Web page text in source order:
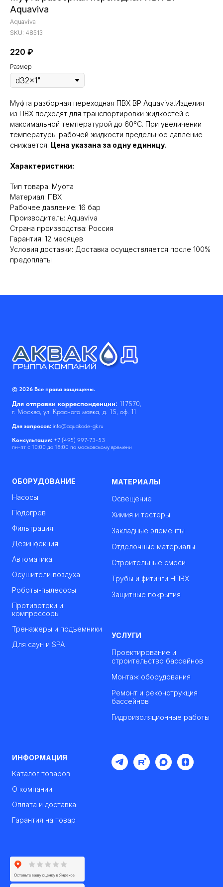
Aquaviva
Aquaviva
SKU: 48513
220 ₽
Размер
Муфта разборная переходная ПВХ ВР Aquaviva.Изделия
из ПВХ подходят для транспортировки жидкостей с
максимальной температурой до 60°C. При увеличении
температуры рабочей жидкости предельное давление
снижается. Цена указана за одну единицу.
Характеристики:
Тип товара: Муфта
Материал: ПВХ
Рабочее давление: 16 бар
Производитель: Aquaviva
Cтрана производства: Россия
Гарантия: 12 месяцев
Условия доставки: Доставка осуществляется после 100%
предоплаты
© 2026 Все права защищены.
Для отправки корреспонденции: 117570,
г. Москва, ул. Красного маяка, д. 15, оф. 11
Для запросов: info@aquakode-gk.ru
Консультация: +7 (495) 997-73-53
пн-пт с 10:00 до 18:00 по московскому времени
ОБОРУДОВАНИЕ
Насосы
Подогрев
Фильтрация
Дезинфекция
Автоматика
Осушители воздуха
Роботы-пылесосы
Противотоки и
компрессоры
Тренажеры и подъемники
Для саун и SPA
МАТЕРИАЛЫ
Освещение
Химия и тестеры
Закладные элементы
Отделочные материалы
Строительные смеси
Трубы и фитинги НПВХ
Защитные покрытия
УСЛУГИ
Проектирование и
строительство бассейнов
Монтаж оборудования
Ремонт и реконструкция
бассейнов
Гидроизоляционные работы
ИНФОРМАЦИЯ
Каталог товаров
О компании
Оплата и доставка
Гарантия на товар